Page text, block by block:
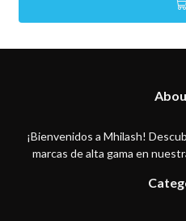
¡Bienvenidos a Mhilash!
marcas de alta gama en